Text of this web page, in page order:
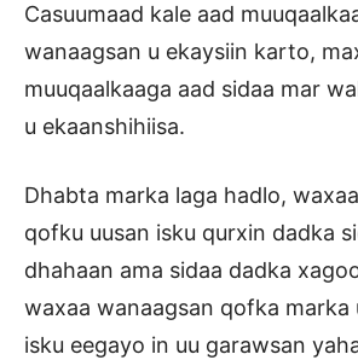
Casuumaad kale aad
wanaagsan u ekaysiin karto,
muuqaalkaaga aad sidaa mar
u ekaanshihiisa.
Dhabta marka laga hadlo,
qofku uusan isku qurxin dadka
dhahaan ama sidaa dadka
waxaa wanaagsan qofka marka
isku eegayo in uu garawsan